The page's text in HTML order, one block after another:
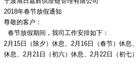
2018年春节放假通知
尊敬的客户：
春节放假期间，我司工作安排如下：
2月15日（除夕）休息、2月16日（春节）休息
休息、2月21日（初六）休息、2月22日（初七）